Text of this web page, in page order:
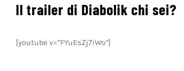
Il trailer di Diabolik chi sei?
[youtube v=”FYuEsZj7iWo”]